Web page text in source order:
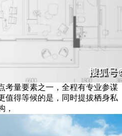
考量要素之一，全程有专业参谋
值得等候的是，同时提拔栖身私
，